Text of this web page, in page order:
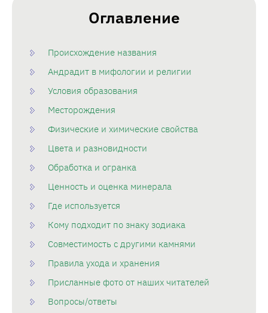
Оглавление
Происхождение названия
Андрадит в мифологии и религии
Условия образования
Месторождения
Физические и химические свойства
Цвета и разновидности
Обработка и огранка
Ценность и оценка минерала
Где используется
Кому подходит по знаку зодиака
Совместимость с другими камнями
Правила ухода и хранения
Присланные фото от наших читателей
Вопросы/ответы